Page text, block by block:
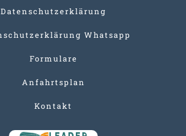
Datenschutzerklärung
Whatsapp
Formulare
Anfahrtsplan
Kontakt